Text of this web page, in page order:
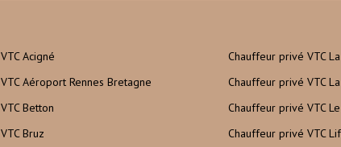
Acigné
Aéroport Rennes Bretagne
Betton
Bruz
Chauffeur privé VTC
Chauffeur privé VTC
Chauffeur privé VTC
Chauffeur privé VTC